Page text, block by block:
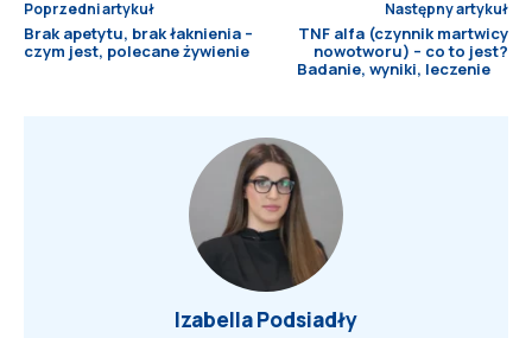
Poprzedni artykuł
Brak apetytu, brak łaknienia –
czym jest, polecane żywienie
Następny artykuł
TNF alfa (czynnik martwicy
nowotworu) – co to jest?
Badanie, wyniki, leczenie
Izabella Podsiadły